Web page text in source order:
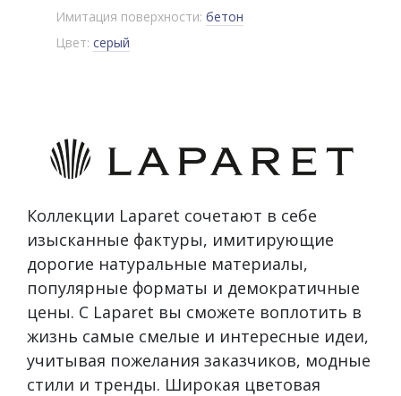
Имитация поверхности: бетон
Цвет: серый
Коллекции Laparet сочетают в себе
изысканные фактуры, имитирующие
дорогие натуральные материалы,
популярные форматы и демократичные
цены. С Laparet вы сможете воплотить в
жизнь самые смелые и интересные идеи,
учитывая пожелания заказчиков, модные
стили и тренды. Широкая цветовая